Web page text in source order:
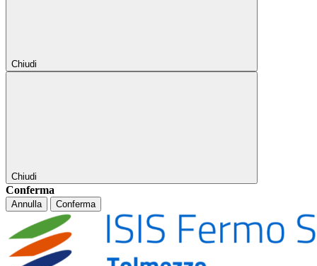
Chiudi
Chiudi
Conferma
Annulla Conferma